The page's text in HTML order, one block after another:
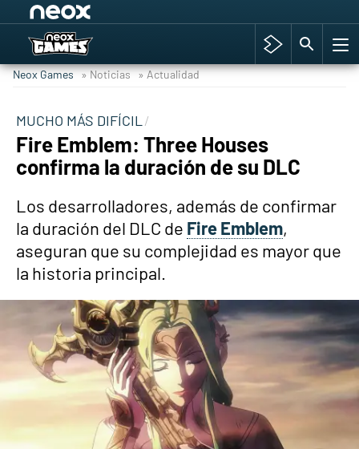
Hyrule Warriors: La Era del Cataclismo
Cyberpunk 2077
Hyrule Warriors
Neox Games » Noticias » Actualidad
MUCHO MÁS DIFÍCIL
Fire Emblem: Three Houses
confirma la duración de su DLC
Los desarrolladores, además de confirmar
la duración del DLC de Fire Emblem,
aseguran que su complejidad es mayor que
la historia principal.